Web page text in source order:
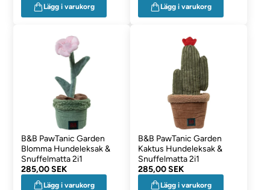
Lägg i varukorg Lägg i varukorg
B&B PawTanic Garden
Blomma Hundeleksak &
Snuffelmatta 2i1
285,00 SEK
Lägg i varukorg
B&B PawTanic Garden
Kaktus Hundeleksak &
Snuffelmatta 2i1
285,00 SEK
Lägg i varukorg